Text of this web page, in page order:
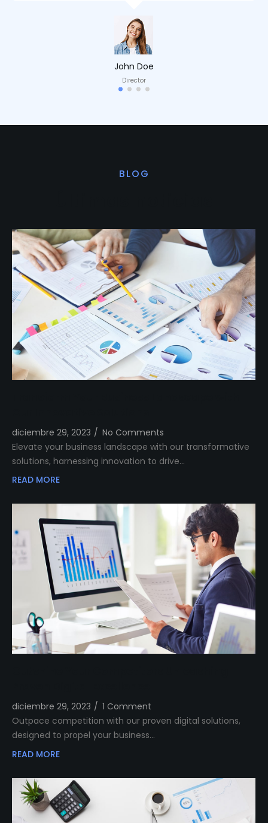
John Doe
Director
BLOG
diciembre 29, 2023 / No Comments
Elevate your business landscape with our transformative
solutions, harnessing innovation to drive…
READ MORE
diciembre 29, 2023 / 1 Comment
Outpace competition with our proven digital solutions,
designed to propel your business…
READ MORE